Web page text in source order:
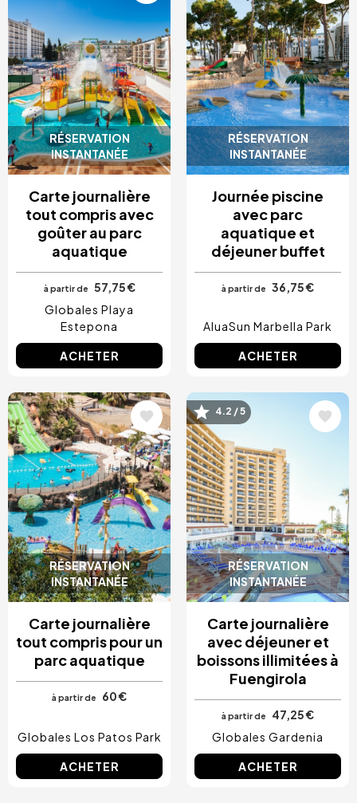
RÉSERVATION
INSTANTANÉE
Carte journalière
tout compris avec
goûter au parc
aquatique
à partir de
57,75 €
Globales Playa
Estepona
ACHETER
RÉSERVATION
INSTANTANÉE
Journée piscine
avec parc
aquatique et
déjeuner buffet
à partir de 36,75 €
AluaSun Marbella Park
ACHETER
RÉSERVATION
INSTANTANÉE
Image
Carte journalière
tout compris pour un
parc aquatique
à partir de 60 €
Globales Los Patos Park
ACHETER
RÉSERVATION
INSTANTANÉE
Image
4.2 / 5
Carte journalière
avec déjeuner et
boissons illimitées à
Fuengirola
à partir de
47,25 €
Globales Gardenia
ACHETER